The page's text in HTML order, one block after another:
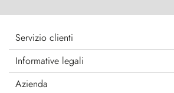
Servizio clienti
Informative legali
Azienda